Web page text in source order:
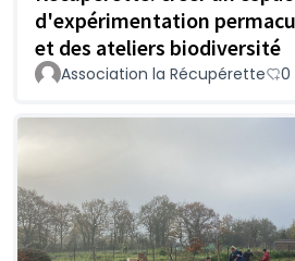
d'expérimentation
et des ateliers biodiversité
Association la Récupérette 0